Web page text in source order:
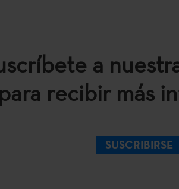
a
para recibir más
SUSCRIBIRSE